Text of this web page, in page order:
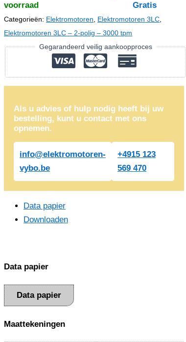
voorraad
Gratis
Categorieën: Elektromotoren, Elektromotoren 3LC,
Elektromotoren 3LC – 2-polig – 3000 tpm
Gegarandeerd veilig aankoopproces
Als u advies of hulp nodig heeft bij uw
bestelling, kunt u contact met ons
opnemen.
info@elektromotoren-
vybo.be
+4915 123
569 470
Data papier
Downloaden
Data papier
Data papier
Maattekeningen